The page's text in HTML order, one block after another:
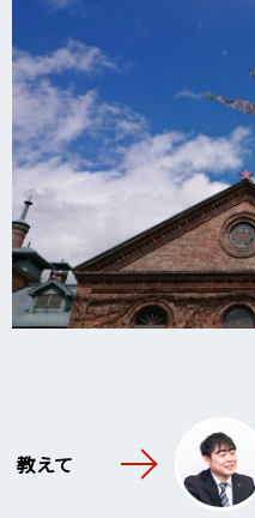
教えて